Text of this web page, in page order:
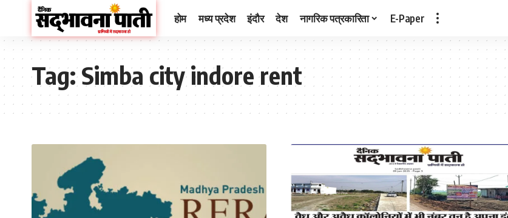
होम मध्य प्रदेश इंदौर देश नागरिक पत्रकारिता E-Paper
Tag:Simba city indore rent